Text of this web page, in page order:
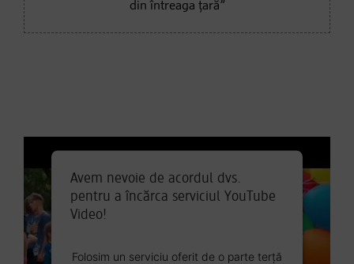
din întreaga țară”
Avem nevoie de acordul dvs.
pentru a încărca serviciul YouTube
Video!
Folosim un serviciu oferit de o parte terță